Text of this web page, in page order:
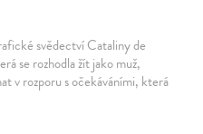
svědectví Cataliny de
se rozhodla žít jako muž,
v rozporu s očekáváními, která